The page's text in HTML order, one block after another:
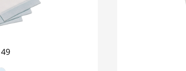
49